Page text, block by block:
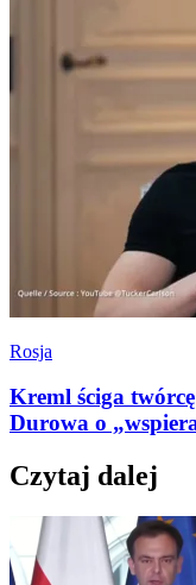
Rosja
Kreml ściga
Durowa o
Czytaj dalej